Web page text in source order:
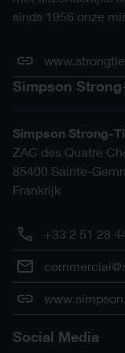
sinds 1956 onze
Simpson
Simpson Strong-
ZAC des Quatre
85400 Sainte-
Frankrijk
+33 2 51 28
Social Media